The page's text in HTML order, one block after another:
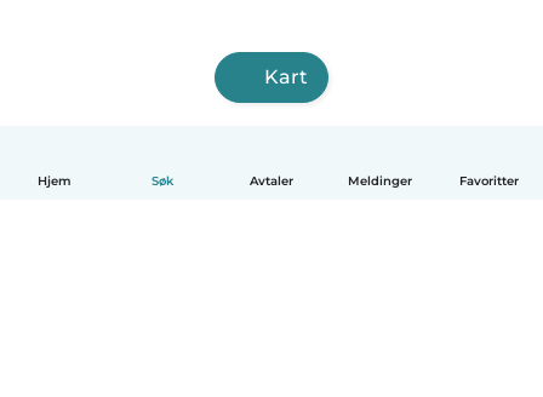
Hjem Søk Avtaler Meldinger Favoritter
Kart